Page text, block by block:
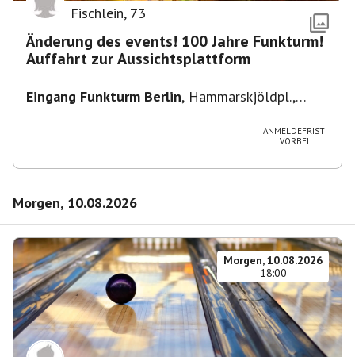
Fischlein, 73
Änderung des events! 100 Jahre Funkturm!
Auffahrt zur Aussichtsplattform
Eingang Funkturm Berlin, Hammarskjöldpl.,
ANMELDEFRIST
VORBEI
Morgen, 10.08.2026
Morgen, 10.08.2026
18:00